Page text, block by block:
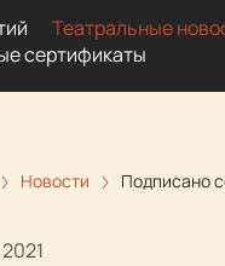
Театральные
сертификаты
Новости Подписано